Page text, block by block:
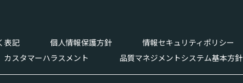
表記 個人情報保護方針 情報セキュリティポリシー
カスタマーハラスメント
品質マネジメントシステム基本方針